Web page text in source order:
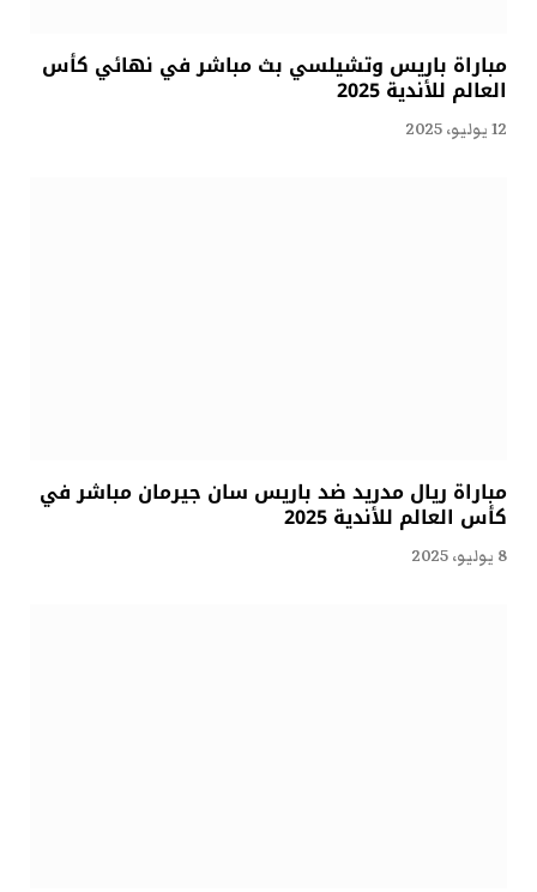
مباراة باريس وتشيلسي بث مباشر في نهائي كأس
العالم للأندية 2025
12 يوليو، 2025
مباراة ريال مدريد ضد باريس سان جيرمان مباشر في
كأس العالم للأندية 2025
8 يوليو، 2025